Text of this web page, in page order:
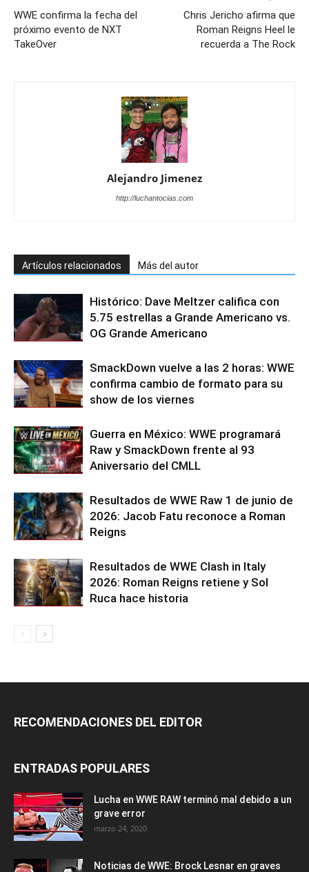
WWE confirma la fecha del
próximo evento de NXT
TakeOver
Chris Jericho afirma que
Roman Reigns Heel le
recuerda a The Rock
Alejandro Jimenez
http://luchantocias.com
Artículos relacionados Más del autor
Histórico: Dave Meltzer califica con
5.75 estrellas a Grande Americano vs.
OG Grande Americano
SmackDown vuelve a las 2 horas: WWE
confirma cambio de formato para su
show de los viernes
Guerra en México: WWE programará
Raw y SmackDown frente al 93
Aniversario del CMLL
Resultados de WWE Raw 1 de junio de
2026: Jacob Fatu reconoce a Roman
Reigns
Resultados de WWE Clash in Italy
2026: Roman Reigns retiene y Sol
Ruca hace historia
RECOMENDACIONES DEL EDITOR
ENTRADAS POPULARES
Lucha en WWE RAW terminó mal debido a un
grave error
marzo 24, 2020
Noticias de WWE: Brock Lesnar en graves